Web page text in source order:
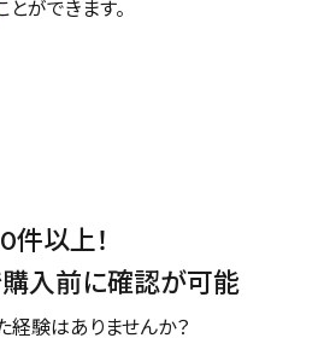
とができます。
以上！
入前に確認が可能
験はありませんか？